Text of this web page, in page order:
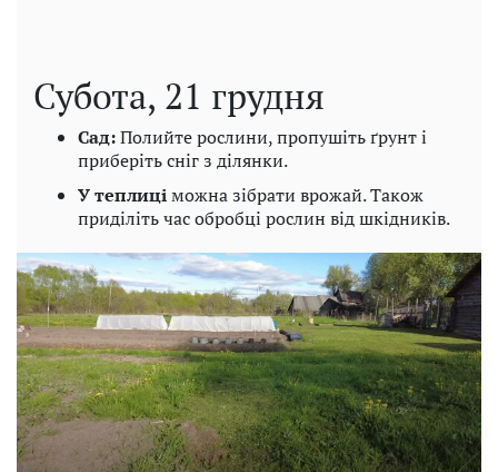
Субота, 21 грудня
Сад:Полийте рослини, пропушіть ґрунт і
приберіть сніг з ділянки.
У теплиціможна зібрати врожай. Також
приділіть час обробці рослин від шкідників.